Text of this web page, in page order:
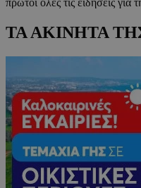
πρώτοι όλες τις ειδήσεις
ΤΑ ΑΚΙΝΗΤΑ